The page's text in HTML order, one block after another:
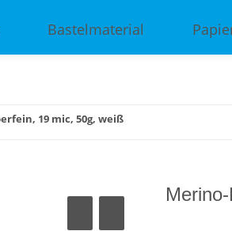
Bastelmaterial
19 mic, 50g, weiß